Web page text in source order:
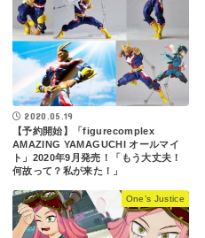
2020.05.19
【予約開始】「figurecomplex
AMAZING YAMAGUCHI オールマイ
ト」2020年9月発売！「もう大丈夫！
何故って？私が来た！」
One’s Justice